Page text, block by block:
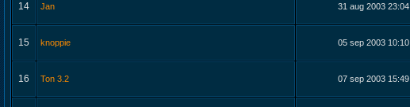
14 Jan 31 aug 2003 23:04
15 knoppie 05 sep 2003 10:10
16 Ton 3.2 07 sep 2003 15:49